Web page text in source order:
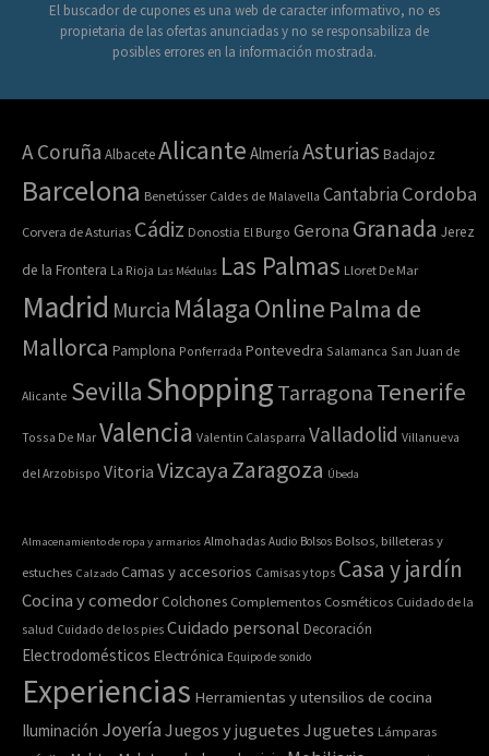
El buscador de cupones es una web de caracter informativo, no es
propietaria de las ofertas anunciadas y no se responsabiliza de
posibles errores en la información mostrada.
A Coruña AlbaceteAlicante Almería Asturias Badajoz
Barcelona Benetússer Caldes de Malavella Cantabria Cordoba
Corvera de Asturias Cádiz Donostia El Burgo Gerona Granada Jerez
de la Frontera La Rioja Las Médulas Las Palmas Lloret De Mar
Madrid Murcia Málaga Online Palma de
Mallorca Pamplona Ponferrada Pontevedra Salamanca San Juan de
Alicante Sevilla Shopping Tarragona Tenerife
Tossa De Mar Valencia Valentin Calasparra Valladolid Villanueva
del Arzobispo Vitoria VizcayaZaragoza Úbeda
Almacenamiento de ropa y armarios Almohadas Audio Bolsos Bolsos, billeteras y
estuches Calzado Camas y accesorios Camisas y tops Casa y jardín
Cocina y comedor Colchones Complementos Cosméticos Cuidado de la
salud Cuidado de los pies Cuidado personal Decoración
Electrodomésticos Electrónica Equipo de sonido
Experiencias Herramientas y utensilios de cocina
Iluminación Joyería Juegos y juguetes Juguetes Lámparas